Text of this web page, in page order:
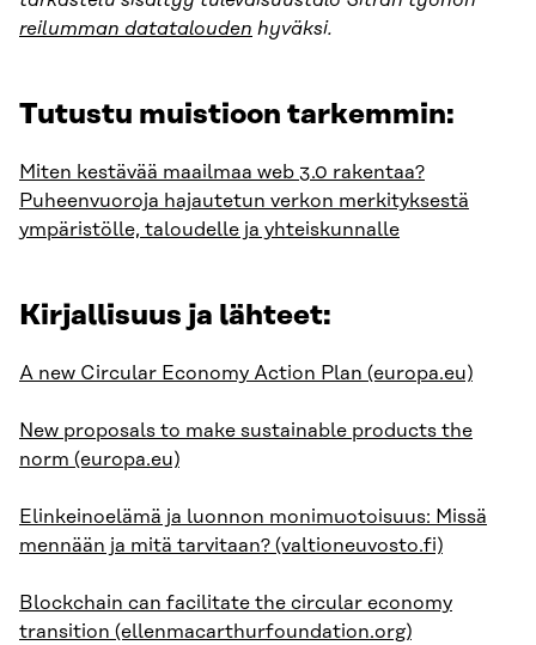
reilumman datatalouden hyväksi.
Tutustu muistioon tarkemmin:
Miten kestävää maailmaa web 3.0 rakentaa?
Puheenvuoroja hajautetun verkon merkityksestä
ympäristölle, taloudelle ja yhteiskunnalle
Kirjallisuus ja lähteet:
A new Circular Economy Action Plan (europa.eu)
New proposals to make sustainable products the
norm (europa.eu)
Elinkeinoelämä ja luonnon monimuotoisuus: Missä
mennään ja mitä tarvitaan? (valtioneuvosto.fi)
Blockchain can facilitate the circular economy
transition (ellenmacarthurfoundation.org)